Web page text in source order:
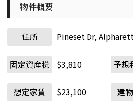
物件概要
住所 Pineset Dr,
固定資産税 $3,810 予想
想定家賃 $23,100 建